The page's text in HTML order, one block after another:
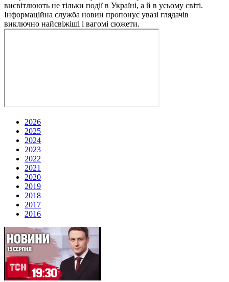
висвітлюють не тільки події в Україні, а й в усьому світі.
Інформаційна служба новин пропонує увазі глядачів
виключно найсвіжіші і вагомі сюжети.
2026
2025
2024
2023
2022
2021
2020
2019
2018
2017
2016